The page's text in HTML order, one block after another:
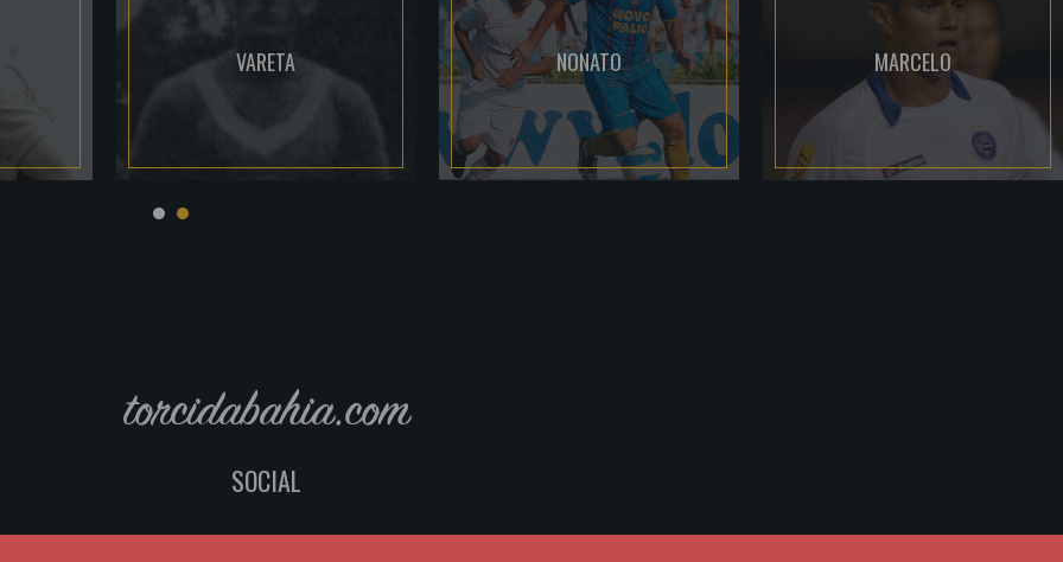
VARETA NONATO MARCELO
torcidabahia.com
SOCIAL